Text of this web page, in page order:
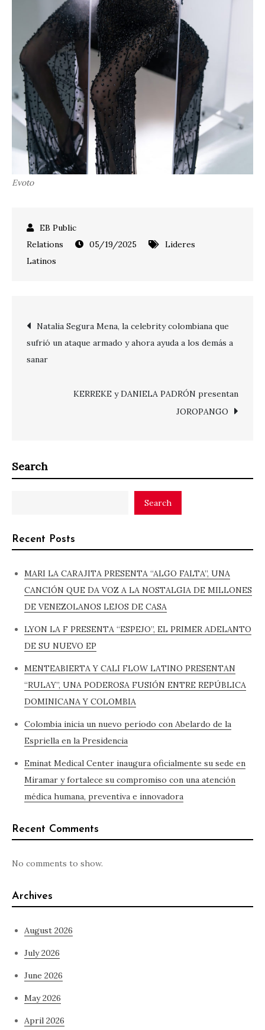
Evoto
05/19/2025
Lideres
Latinos
Post
navigation
Natalia Segura Mena, la celebrity colombiana que
sufrió un ataque armado y ahora ayuda a los demás a
sanar
KERREKE y DANIELA PADRÓN presentan
JOROPANGO
Search
Search
Recent Posts
MARI LA CARAJITA PRESENTA “ALGO FALTA”, UNA
CANCIÓN QUE DA VOZ A LA NOSTALGIA DE MILLONES
DE VENEZOLANOS LEJOS DE CASA
LYON LA F PRESENTA “ESPEJO”, EL PRIMER ADELANTO
DE SU NUEVO EP
MENTEABIERTA Y CALI FLOW LATINO PRESENTAN
“RULAY”, UNA PODEROSA FUSIÓN ENTRE REPÚBLICA
DOMINICANA Y COLOMBIA
Colombia inicia un nuevo período con Abelardo de la
Espriella en la Presidencia
Eminat Medical Center inaugura oficialmente su sede en
Miramar y fortalece su compromiso con una atención
médica humana, preventiva e innovadora
Recent Comments
No comments to show.
Archives
August 2026
July 2026
June 2026
May 2026
April 2026